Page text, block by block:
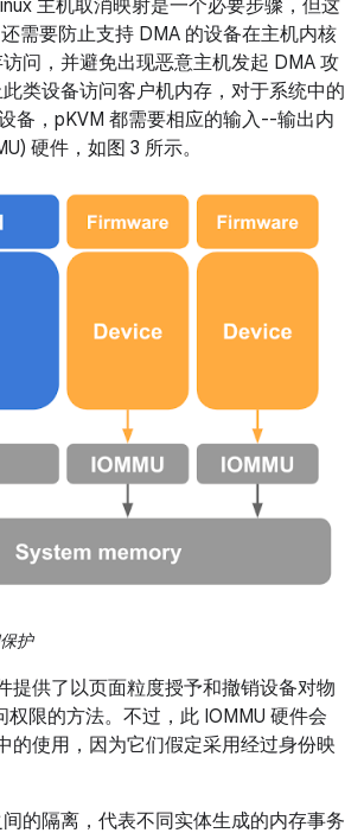
主机取消映射是一个必要步骤，但这
需要防止支持 DMA 的设备在主机内核
问，并避免出现恶意主机发起 DMA 攻
类设备访问客户机内存，对于系统中的
备，pKVM 都需要相应的输入--输出内
硬件，如图 3 所示。
护
提供了以页面粒度授予和撤销设备对物
限的方法。不过，此 IOMMU 硬件会
的使用，因为它们假定采用经过身份映
的隔离，代表不同实体生成的内存事务